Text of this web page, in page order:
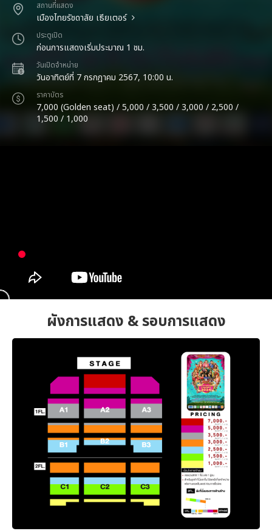
สถานที่แสดง
เมืองไทยรัชดาลัย เธียเตอร์
ประตูเปิด
ก่อนการแสดงเริ่มประมาณ 1 ชม.
วันเปิดจำหน่าย
วันอาทิตย์ที่ 7 กรกฎาคม 2567, 10:00 น.
ราคาบัตร
7,000 (Golden seat) / 5,000 / 3,500 / 3,000 / 2,500 /
1,500 / 1,000
ผังการแสดง & รอบการแสดง